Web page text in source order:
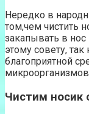
Нередко в
том,чем чистить
закапывать в нос
этому совету,
благоприятной
Чистим носик